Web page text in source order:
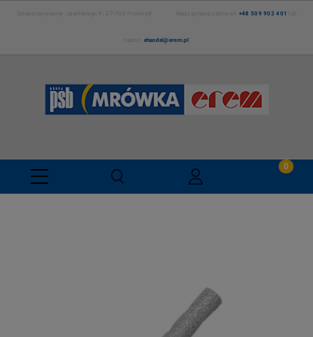
Sklep stacjonarny: Jasińskiego 9, 37-700 Przemyśl Masz pytania zadzwoń: +48 509 902 401
ehandel@erem.pl